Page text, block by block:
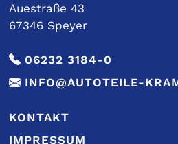
Auestraße 43
67346 Speyer
06232 3184-0
INFO@AUTOTEILE-
KONTAKT
IMPRESSUM